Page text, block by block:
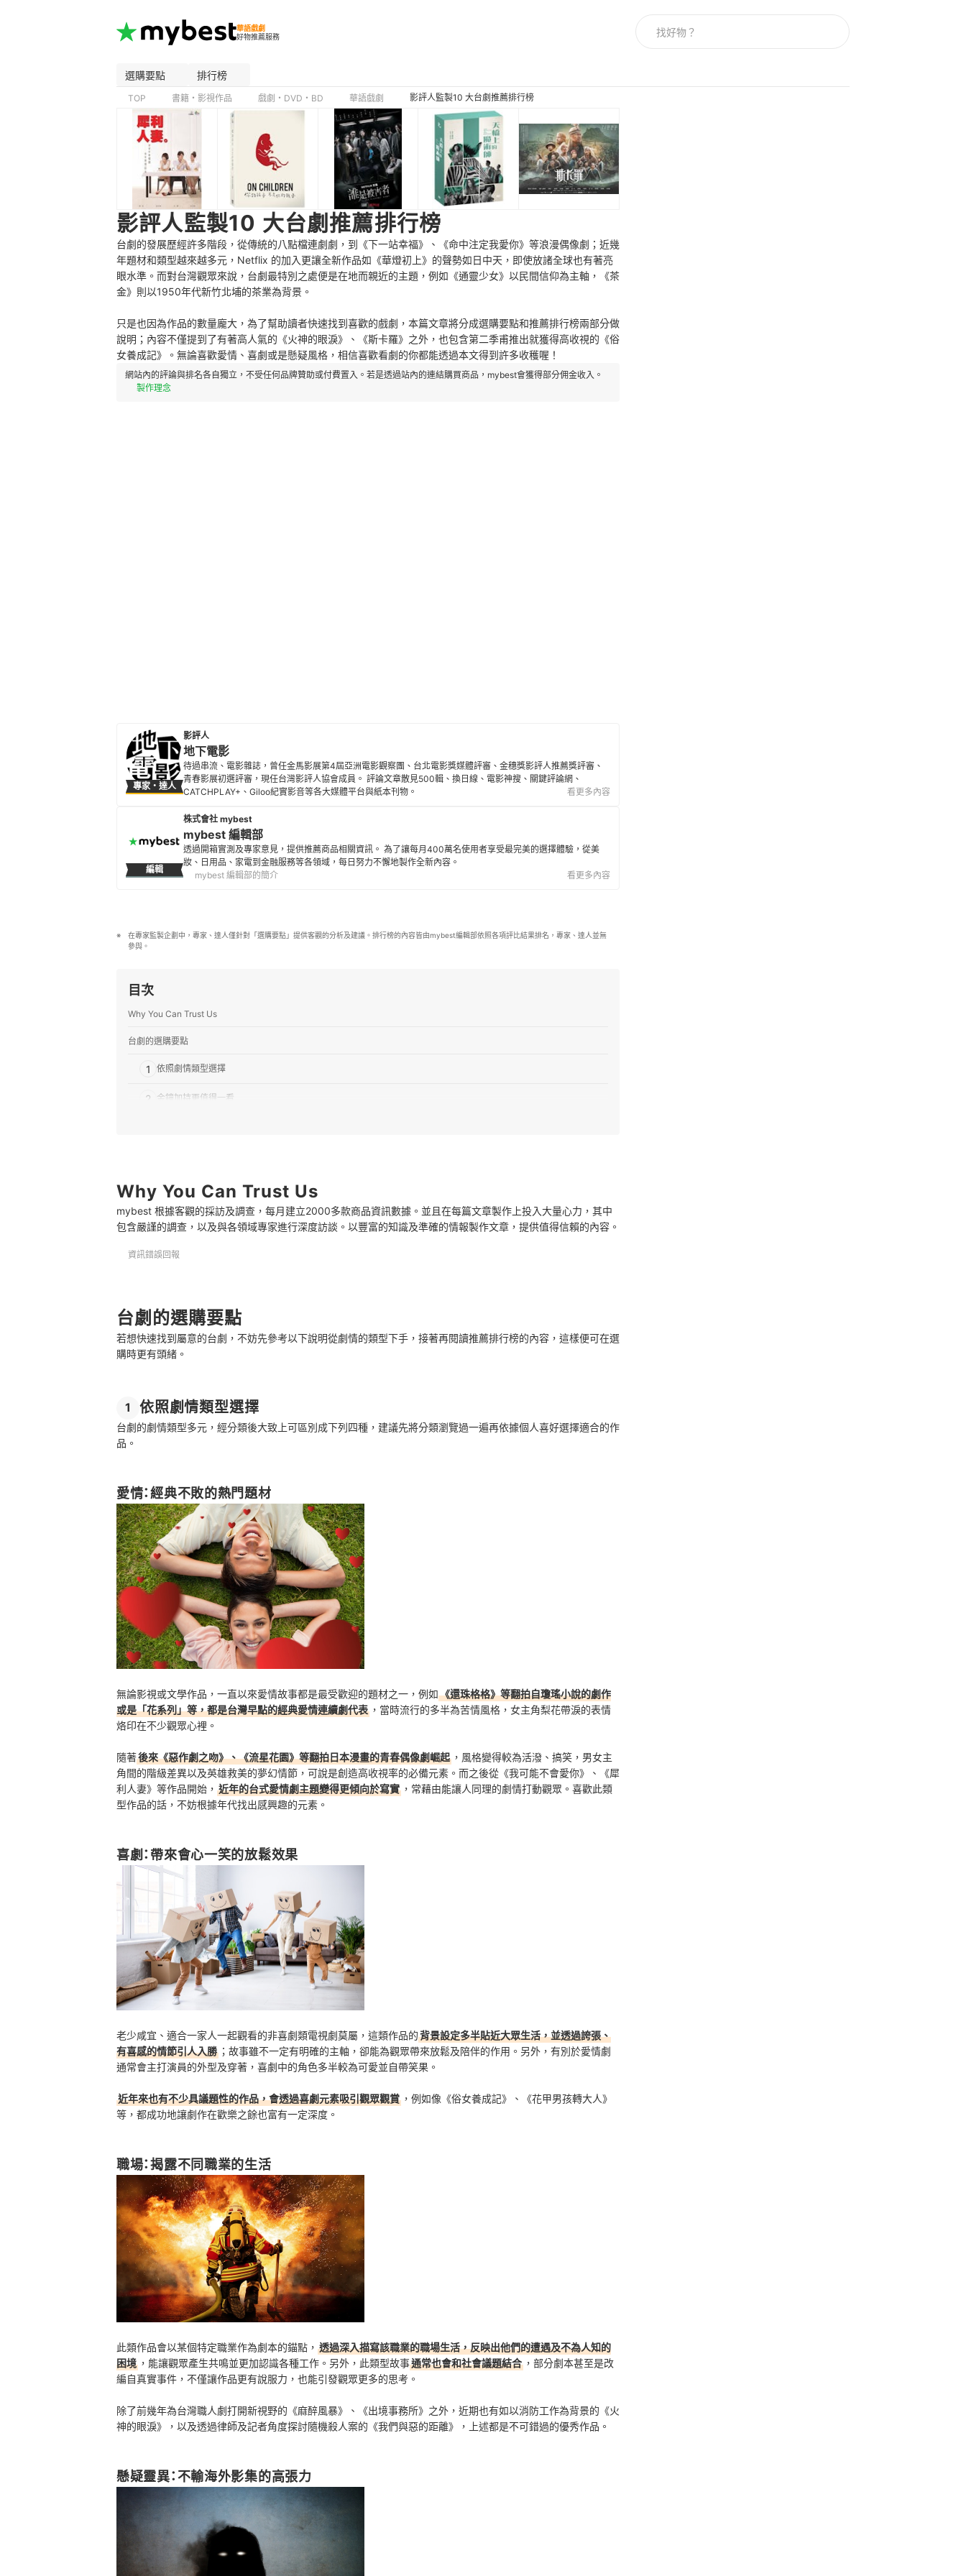
華語戲劇
好物推薦服務
選購要點 排行榜
TOP 書籍・影視作品 戲劇・DVD・BD 華語戲劇 影評人監製10 大台劇推薦排行榜
影評人監製10 大台劇推薦排行榜
台劇的發展歷經許多階段，從傳統的八點檔連劇劇，到《下一站幸福》、《命中注定我愛你》等浪漫偶像劇；近幾
年題材和類型越來越多元，Netflix 的加入更讓全新作品如《華燈初上》的聲勢如日中天，即使放諸全球也有著亮
眼水準。而對台灣觀眾來說，台劇最特別之處便是在地而親近的主題，例如《通靈少女》以民間信仰為主軸，《茶
金》則以1950年代新竹北埔的茶業為背景。
只是也因為作品的數量龐大，為了幫助讀者快速找到喜歡的戲劇，本篇文章將分成選購要點和推薦排行榜兩部分做
說明；內容不僅提到了有著高人氣的《火神的眼淚》、《斯卡羅》之外，也包含第二季甫推出就獲得高收視的《俗
女養成記》。無論喜歡愛情、喜劇或是懸疑風格，相信喜歡看劇的你都能透過本文得到許多收穫喔！
網站內的評論與排名各自獨立，不受任何品牌贊助或付費置入。若是透過站內的連結購買商品，mybest會獲得部分佣金收入。
製作理念
專家・達人
影評人
地下電影
待過串流、電影雜誌，曾任金馬影展第4屆亞洲電影觀察團、台北電影獎媒體評審、金穗獎影評人推薦獎評審、
青春影展初選評審，現任台灣影評人協會成員。 評論文章散見500輯、換日線、電影神搜、關鍵評論網、
CATCHPLAY+、Giloo紀實影音等各大媒體平台與紙本刊物。
看更多內容
編輯
株式會社 mybest
mybest 編輯部
透過開箱實測及專家意見，提供推薦商品相關資訊。 為了讓每月400萬名使用者享受最完美的選擇體驗，從美
妝、日用品、家電到金融服務等各領域，每日努力不懈地製作全新內容。
mybest 編輯部的簡介
看更多內容
在專家監製企劃中，專家、達人僅針對「選購要點」提供客觀的分析及建議。排行榜的內容皆由mybest編輯部依照各項評比結果排名，專家、達人並無
參與。
目次
Why You Can Trust Us
台劇的選購要點
1 依照劇情類型選擇
2 金鐘加持更值得一看
Q：如何挑選適合闔家觀賞的電視劇？
Q：可以在哪些管道看到台劇？
Why You Can Trust Us
mybest 根據客觀的採訪及調查，每月建立2000多款商品資訊數據。並且在每篇文章製作上投入大量心力，其中
包含嚴謹的調查，以及與各領域專家進行深度訪談。以豐富的知識及準確的情報製作文章，提供值得信賴的內容。
資訊錯誤回報
台劇的選購要點
若想快速找到屬意的台劇，不妨先參考以下說明從劇情的類型下手，接著再閱讀推薦排行榜的內容，這樣便可在選
購時更有頭緒。
1 依照劇情類型選擇
台劇的劇情類型多元，經分類後大致上可區別成下列四種，建議先將分類瀏覽過一遍再依據個人喜好選擇適合的作
品。
愛情：經典不敗的熱門題材
無論影視或文學作品，一直以來愛情故事都是最受歡迎的題材之一，例如《還珠格格》等翻拍自瓊瑤小說的劇作
或是「花系列」等，都是台灣早點的經典愛情連續劇代表 ，當時流行的多半為苦情風格，女主角梨花帶淚的表情
烙印在不少觀眾心裡。
隨著後來《惡作劇之吻》、《流星花園》等翻拍日本漫畫的青春偶像劇崛起 ，風格變得較為活潑、搞笑，男女主
角間的階級差異以及英雄救美的夢幻情節，可說是創造高收視率的必備元素。而之後從《我可能不會愛你》、《犀
利人妻》等作品開始， 近年的台式愛情劇主題變得更傾向於寫實 ，常藉由能讓人同理的劇情打動觀眾。喜歡此類
型作品的話，不妨根據年代找出感興趣的元素。
喜劇：帶來會心一笑的放鬆效果
老少咸宜、適合一家人一起觀看的非喜劇類電視劇莫屬，這類作品的背景設定多半貼近大眾生活，並透過誇張、
有喜感的情節引人入勝 ；故事雖不一定有明確的主軸，卻能為觀眾帶來放鬆及陪伴的作用。另外，有別於愛情劇
通常會主打演員的外型及穿著，喜劇中的角色多半較為可愛並自帶笑果。
近年來也有不少具議題性的作品，會透過喜劇元素吸引觀眾觀賞 ，例如像《俗女養成記》、《花甲男孩轉大人》
等，都成功地讓劇作在歡樂之餘也富有一定深度。
職場：揭露不同職業的生活
此類作品會以某個特定職業作為劇本的錨點， 透過深入描寫該職業的職場生活，反映出他們的遭遇及不為人知的
困境 ，能讓觀眾產生共鳴並更加認識各種工作。另外，此類型故事通常也會和社會議題結合 ，部分劇本甚至是改
編自真實事件，不僅讓作品更有說服力，也能引發觀眾更多的思考。
除了前幾年為台灣職人劇打開新視野的《麻醉風暴》、《出境事務所》之外，近期也有如以消防工作為背景的《火
神的眼淚》，以及透過律師及記者角度探討隨機殺人案的《我們與惡的距離》，上述都是不可錯過的優秀作品。
懸疑靈異：不輸海外影集的高張力